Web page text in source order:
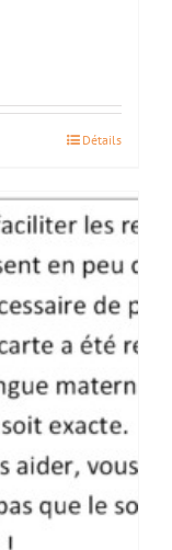
Détails